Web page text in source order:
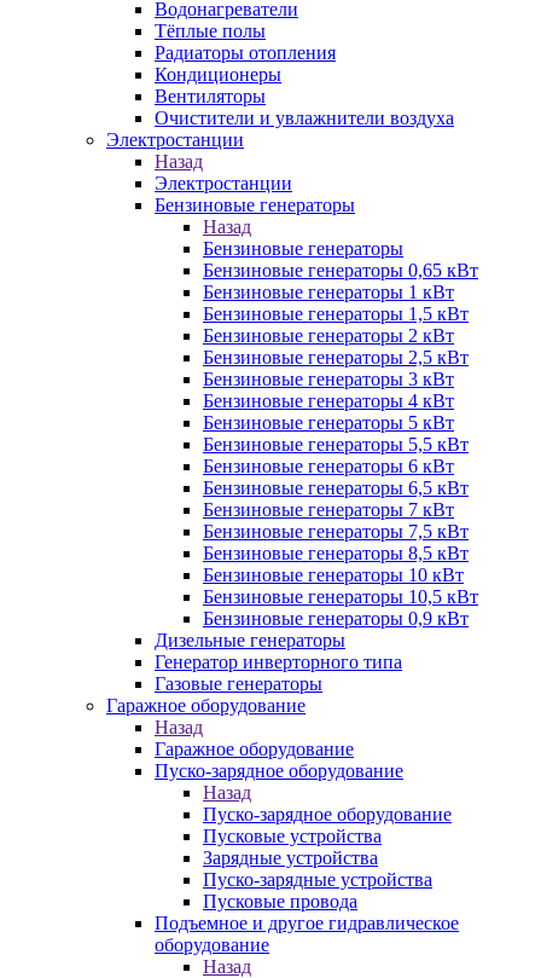
Водонагреватели
Тёплые полы
Радиаторы отопления
Кондиционеры
Вентиляторы
Очистители и увлажнители воздуха
Электростанции
Назад
Электростанции
Бензиновые генераторы
Назад
Бензиновые генераторы
Бензиновые генераторы 0,65 кВт
Бензиновые генераторы 1 кВт
Бензиновые генераторы 1,5 кВт
Бензиновые генераторы 2 кВт
Бензиновые генераторы 2,5 кВт
Бензиновые генераторы 3 кВт
Бензиновые генераторы 4 кВт
Бензиновые генераторы 5 кВт
Бензиновые генераторы 5,5 кВт
Бензиновые генераторы 6 кВт
Бензиновые генераторы 6,5 кВт
Бензиновые генераторы 7 кВт
Бензиновые генераторы 7,5 кВт
Бензиновые генераторы 8,5 кВт
Бензиновые генераторы 10 кВт
Бензиновые генераторы 10,5 кВт
Бензиновые генераторы 0,9 кВт
Дизельные генераторы
Генератор инверторного типа
Газовые генераторы
Гаражное оборудование
Назад
Гаражное оборудование
Пуско-зарядное оборудование
Назад
Пуско-зарядное оборудование
Пусковые устройства
Зарядные устройства
Пуско-зарядные устройства
Пусковые провода
Подъемное и другое гидравлическое
оборудование
Назад